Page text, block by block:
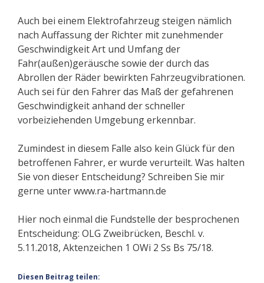
Auch bei einem Elektrofahrzeug steigen nämlich
nach Auffassung der Richter mit zunehmender
Geschwindigkeit Art und Umfang der
Fahr(außen)geräusche sowie der durch das
Abrollen der Räder bewirkten Fahrzeugvibrationen.
Auch sei für den Fahrer das Maß der gefahrenen
Geschwindigkeit anhand der schneller
vorbeiziehenden Umgebung erkennbar.
Zumindest in diesem Falle also kein Glück für den
betroffenen Fahrer, er wurde verurteilt. Was halten
Sie von dieser Entscheidung? Schreiben Sie mir
gerne unter www.ra-hartmann.de
Hier noch einmal die Fundstelle der besprochenen
Entscheidung: OLG Zweibrücken, Beschl. v.
5.11.2018, Aktenzeichen 1 OWi 2 Ss Bs 75/18.
Diesen Beitrag teilen: